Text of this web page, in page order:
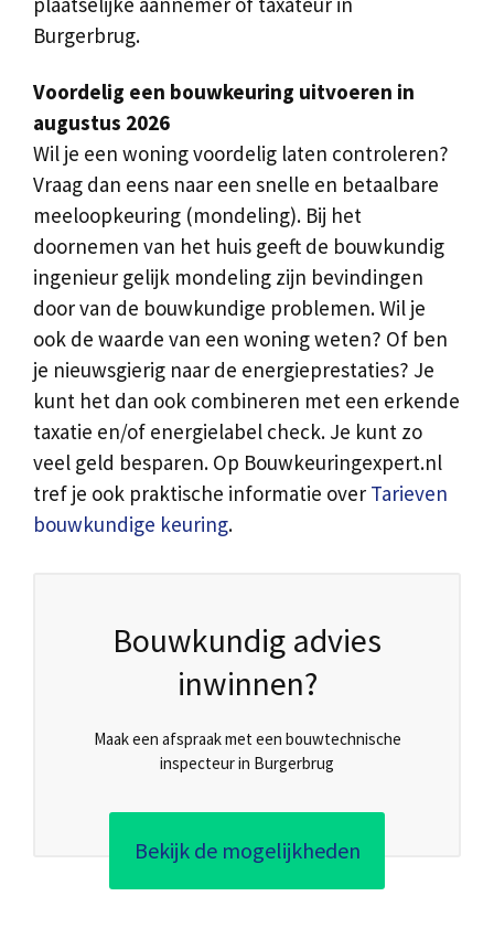
Burgerbrug.
Voordelig een bouwkeuring uitvoeren in
augustus 2026
Wil je een woning voordelig laten controleren?
Vraag dan eens naar een snelle en betaalbare
meeloopkeuring (mondeling). Bij het
doornemen van het huis geeft de bouwkundig
ingenieur gelijk mondeling zijn bevindingen
door van de bouwkundige problemen. Wil je
ook de waarde van een woning weten? Of ben
je nieuwsgierig naar de energieprestaties? Je
kunt het dan ook combineren met een erkende
taxatie en/of energielabel check. Je kunt zo
veel geld besparen. Op Bouwkeuringexpert.nl
tref je ook praktische informatie over Tarieven
bouwkundige keuring.
Bouwkundig advies
inwinnen?
Maak een afspraak met een bouwtechnische
inspecteur in Burgerbrug
Bekijk de mogelijkheden